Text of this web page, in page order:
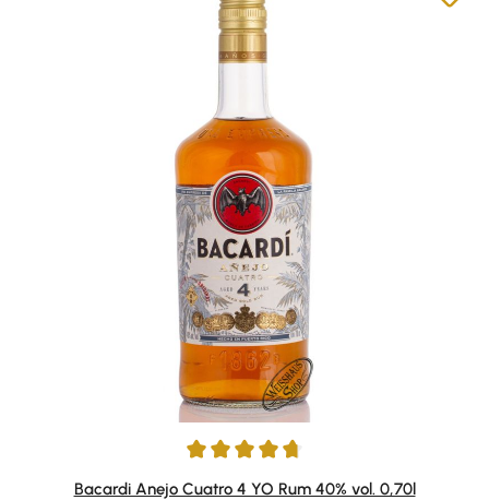
Durchschnittliche Bewertung von 4.71 von 5 Sternen
Bacardi Anejo Cuatro 4 YO Rum 40% vol. 0,70l